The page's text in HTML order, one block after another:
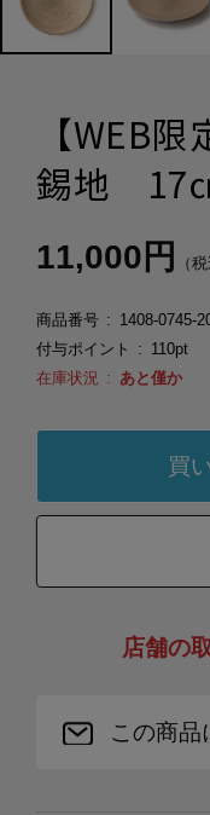
【WEB
錫地 17
11,000円 （
商品番号
1408-0745-
付与ポイント
110pt
在庫状況
あと僅か
店舗の
この商品